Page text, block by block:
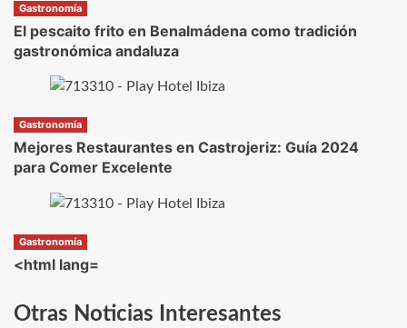
Gastronomía
El pescaito frito en Benalmádena como tradición
gastronómica andaluza
Gastronomía
Mejores Restaurantes en Castrojeriz: Guía 2024
para Comer Excelente
Gastronomía
<html lang=
Otras Noticias Interesantes